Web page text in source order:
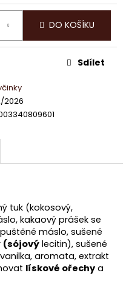
DO KOŠÍKU
2026
Sdílet
tuk (kokosový,
kakaový prášek se
máslo, sušené
(sójový lecitin), sušené
vanilka, aromata, extrakt
lískové ořechy a